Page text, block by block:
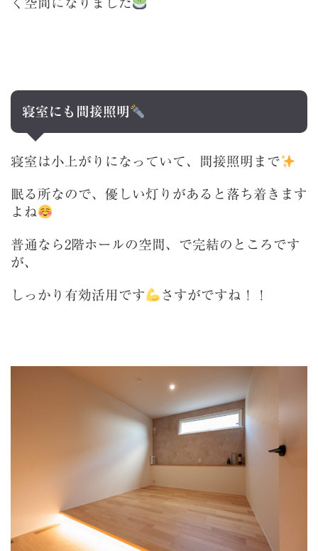
く空間になりました
寝室にも間接照明
寝室は小上がりになっていて、間接照明まで
眠る所なので、優しい灯りがあると落ち着きます
よね
普通なら2階ホールの空間、で完結のところです
が、
しっかり有効活用です さすがですね！！